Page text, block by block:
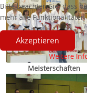
Meisterschaften
Bitte beachten Sie, dass
mehr alle
Akzeptieren
Weitere